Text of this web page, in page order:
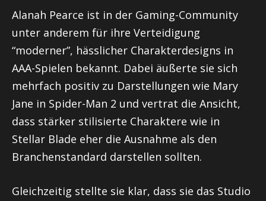
Alanah Pearce ist in der Gaming-Community
unter anderem für ihre Verteidigung
“moderner”, hässlicher Charakterdesigns in
AAA-Spielen bekannt. Dabei äußerte sie sich
mehrfach positiv zu Darstellungen wie Mary
Jane in Spider-Man 2 und vertrat die Ansicht,
dass stärker stilisierte Charaktere wie in
Stellar Blade eher die Ausnahme als den
Branchenstandard darstellen sollten.
Gleichzeitig stellte sie klar, dass sie das Studio